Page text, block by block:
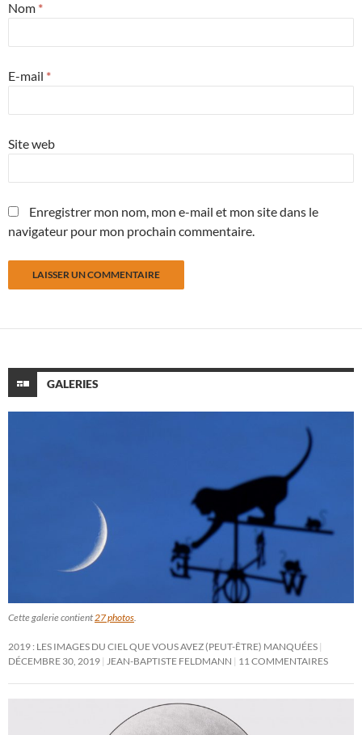
Nom *
E-mail *
Site web
Enregistrer mon nom, mon e-mail et mon site dans le
navigateur pour mon prochain commentaire.
GALERIES
Cette galerie contient 27 photos
2019 : LES IMAGES DU CIEL QUE VOUS AVEZ (PEUT-ÊTRE) MANQUÉES
DÉCEMBRE 30, 2019
JEAN-BAPTISTE FELDMANN 11 COMMENTAIRES